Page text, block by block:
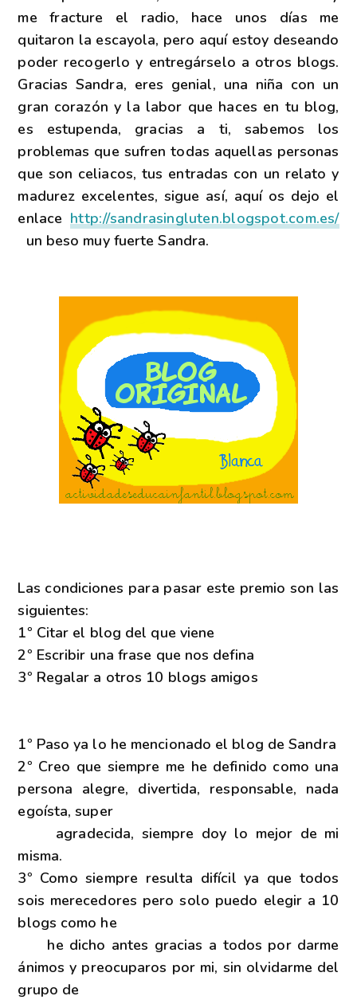
me fracture el radio, hace unos días me
quitaron la escayola, pero aquí estoy deseando
poder recogerlo y entregárselo a otros blogs.
Gracias Sandra, eres genial, una niña con un
gran corazón y la labor que haces en tu blog,
es estupenda, gracias a ti, sabemos los
problemas que sufren todas aquellas personas
que son celiacos, tus entradas con un relato y
madurez excelentes, sigue así, aquí os dejo el
enlace http://sandrasingluten.blogspot.com.es/
un beso muy fuerte Sandra.
Las condiciones para pasar este premio son las
siguientes:
1º Citar el blog del que viene
2º Escribir una frase que nos defina
3º Regalar a otros 10 blogs amigos
1º Paso ya lo he mencionado el blog de Sandra
2º Creo que siempre me he definido como una
persona alegre, divertida, responsable, nada
egoísta, super
agradecida, siempre doy lo mejor de mi
misma.
3º Como siempre resulta difícil ya que todos
sois merecedores pero solo puedo elegir a 10
blogs como he
he dicho antes gracias a todos por darme
ánimos y preocuparos por mi, sin olvidarme del
grupo de